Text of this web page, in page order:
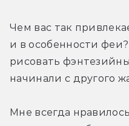
Чем вас так
и в особенности
рисовать
начинали с другого
Мне всегда